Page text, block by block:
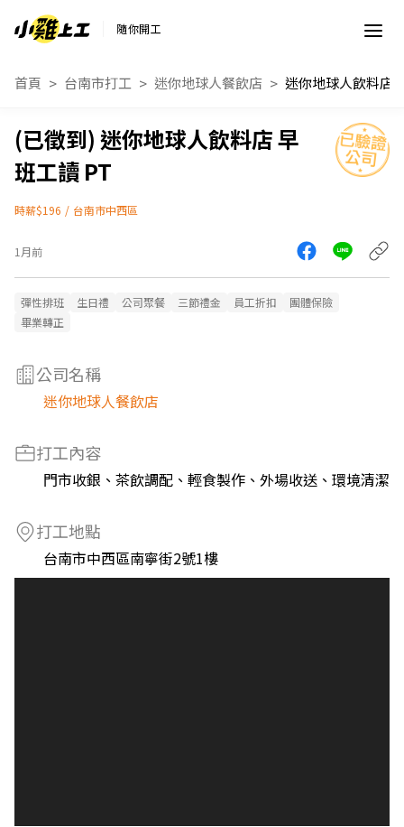
隨你開工
首頁 台南市打工 迷你地球人餐飲店
迷你地球人飲料店 早
班工讀 PT
時薪$196 / 台南市中西區
1月前
彈性排班 生日禮 公司聚餐 三節禮金 員工折扣
團體保險
畢業轉正
公司名稱
迷你地球人餐飲店
打工內容
門市收銀、茶飲調配、輕食製作、外場收送、環境清潔
打工地點
台南市中西區南寧街2號1樓